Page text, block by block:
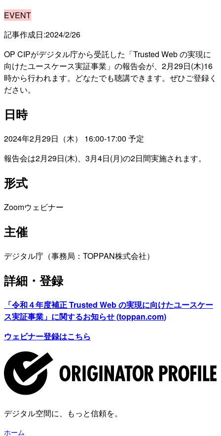
EVENT
記事作成日:2024/2/26
OP CIPがデジタル庁から受託した「Trusted Web の実現に
向けたユースケース実証事業」の報告会が、2月29日(木)16
時から行われます。どなたでも聴講できます。ぜひご登録く
ださい。
日時
2024年2月29日（木） 16:00-17:00 予定
報告会は2月29日(木)、3月4日(月)の2日間実施されます。
形式
Zoomウェビナー
主催
デジタル庁（事務局：TOPPAN株式会社）
詳細・登録
「令和４年度補正 Trusted Web の実現に向けたユースケー
ス実証事業」に関するお知らせ (toppan.com)
ウェビナー登録はこちら
デジタル空間に、もっと信頼を。
ホーム